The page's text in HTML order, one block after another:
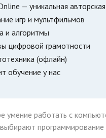
— уникальная
игр и мультфильмов
и алгоритмы
цифровой грамотности
(офлайн)
обучение у нас
умение работать с
программирование